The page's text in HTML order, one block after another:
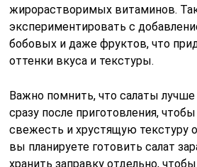
жирорастворимых витаминов.
экспериментировать с
бобовых и даже фруктов, что
оттенки вкуса и текстуры.
Важно помнить, что салаты лучше
сразу после приготовления,
свежесть и хрустящую текстуру
вы планируете готовить салат
хранить заправку отдельно,